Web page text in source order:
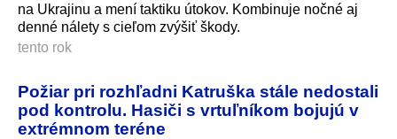
na Ukrajinu a mení taktiku útokov. Kombinuje nočné aj
denné nálety s cieľom zvýšiť škody.
tento rok
Požiar pri rozhľadni Katruška stále nedostali
pod kontrolu. Hasiči s vrtuľníkom bojujú v
extrémnom teréne